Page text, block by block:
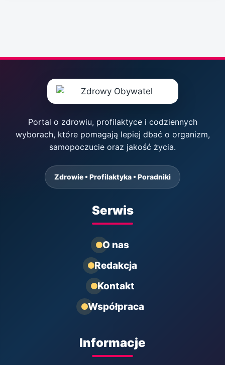
Portal o zdrowiu, profilaktyce i codziennych
wyborach, które pomagają lepiej dbać o organizm,
samopoczucie oraz jakość życia.
Zdrowie • Profilaktyka • Poradniki
Serwis
O nas
Redakcja
Kontakt
Współpraca
Informacje